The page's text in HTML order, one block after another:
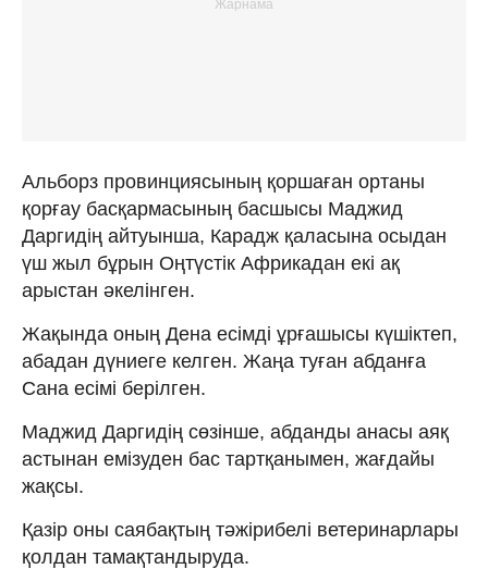
Альборз провинциясының қоршаған ортаны
қорғау басқармасының басшысы Маджид
Даргидің айтуынша, Карадж қаласына осыдан
үш жыл бұрын Оңтүстік Африкадан екі ақ
арыстан әкелінген.
Жақында оның Дена есімді ұрғашысы күшіктеп,
абадан дүниеге келген. Жаңа туған абданға
Сана есімі берілген.
Маджид Даргидің сөзінше, абданды анасы аяқ
астынан емізуден бас тартқанымен, жағдайы
жақсы.
Қазір оны саябақтың тәжірибелі ветеринарлары
қолдан тамақтандыруда.